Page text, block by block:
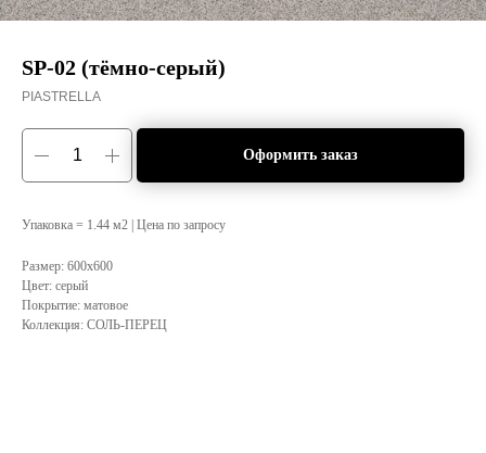
SP-02 (тёмно-серый)
PIASTRELLA
Оформить заказ
Упаковка = 1.44 м2 | Цена по запросу
Размер: 600x600
Цвет: серый
Покрытие: матовое
Коллекция: СОЛЬ-ПЕРЕЦ